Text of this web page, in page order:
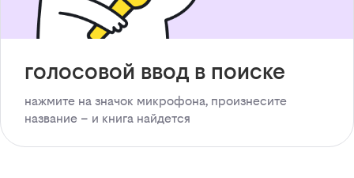
голосовой ввод в поиске
нажмите на значок микрофона, произнесите
название – и книга найдется